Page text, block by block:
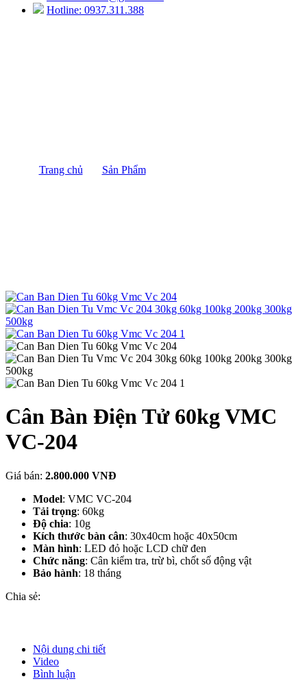
Hotline: 0937.311.388
Trang chủ/ Sản Phẩm/
Cân Bàn Điện Tử 60kg VMC
VC-204
Giá bán: 2.800.000 VNĐ
Model: VMC VC-204
Tải trọng: 60kg
Độ chia: 10g
Kích thước bàn cân: 30x40cm hoặc 40x50cm
Màn hình: LED đỏ hoặc LCD chữ đen
Chức năng: Cân kiểm tra, trừ bì, chốt số động vật
Bảo hành: 18 tháng
Chia sẻ:
Nội dung chi tiết
Video
Bình luận